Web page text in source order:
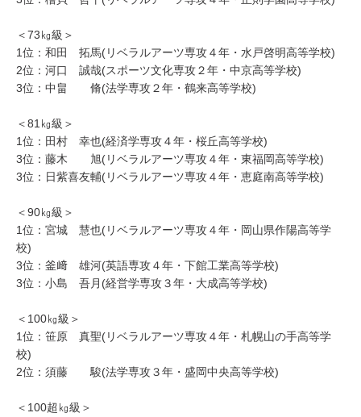
＜73㎏級＞
1位：和田 拓馬(リベラルアーツ専攻４年・水戸啓明高等学校)
2位：河口 誠哉(スポーツ文化専攻２年・中京高等学校)
3位：中畠 脩(法学専攻２年・鶴来高等学校)
＜81㎏級＞
1位：田村 幸也(経済学専攻４年・桜丘高等学校)
3位：藤木 旭(リベラルアーツ専攻４年・東福岡高等学校)
3位：日紫喜友輔(リベラルアーツ専攻４年・恵庭南高等学校)
＜90㎏級＞
1位：宮城 慧也(リベラルアーツ専攻４年・岡山県作陽高等学
校)
3位：釜﨑 雄河(英語専攻４年・下館工業高等学校)
3位：小島 吾月(経営学専攻３年・大成高等学校)
＜100㎏級＞
1位：笹原 真聖(リベラルアーツ専攻４年・札幌山の手高等学
校)
2位：須藤 駿(法学専攻３年・盛岡中央高等学校)
＜100超㎏級＞